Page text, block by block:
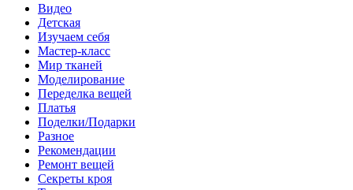
Видео
Детская
Изучаем себя
Мастер-класс
Мир тканей
Моделирование
Переделка вещей
Платья
Поделки/Подарки
Разное
Рекомендации
Ремонт вещей
Секреты кроя